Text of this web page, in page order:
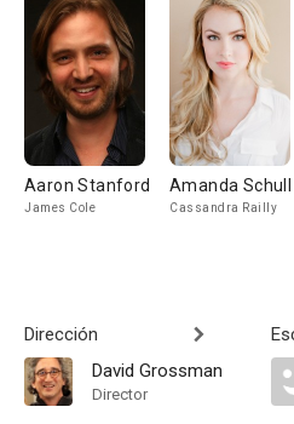
Aaron Stanford
James Cole
Amanda Schull
Cassandra Railly
Dirección
David Grossman
Director